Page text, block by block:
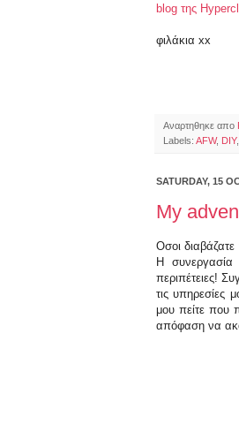
blog της
φιλάκια xx
Αναρτηθηκε απο
Labels: AFW, DIY,
SATURDAY, 15
My
Οσοι
Η συνεργασία
περιπέτειες!
τις
μου πείτε που
απόφαση να